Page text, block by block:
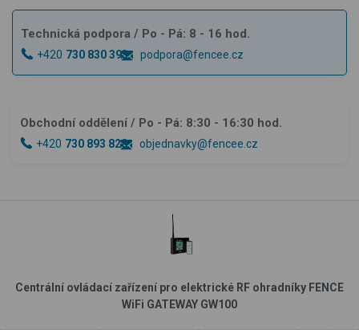
Technická podpora / Po - Pá: 8 - 16 hod.
+420 730 830 393 podpora@fencee.cz
Obchodní oddělení / Po - Pá: 8:30 - 16:30 hod.
+420 730 893 828 objednavky@fencee.cz
Centrální ovládací zařízení pro elektrické RF ohradníky FENCE
WiFi GATEWAY GW100